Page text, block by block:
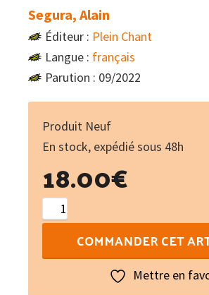
Segura, Alain
Éditeur : Plein Chant
Langue : français
Parution : 09/2022
Produit Neuf
En stock, expédié sous 48h
18.00€
quantité
de
COMMANDER CET
Mettre en